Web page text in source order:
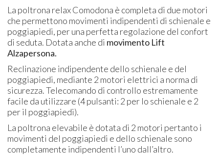
La poltrona relax Comodona è completa di due motori
che permettono movimenti indipendenti di schienale e
poggiapiedi, per una perfetta regolazione del confort
di seduta. Dotata anche di movimento Lift
Alzapersona.
Reclinazione indipendente dello schienale e del
poggiapiedi, mediante 2 motori elettrici a norma di
sicurezza. Telecomando di controllo estremamente
facile da utilizzare (4 pulsanti: 2 per lo schienale e 2
per il poggiapiedi).
La poltrona elevabile è dotata di 2 motori pertanto i
movimenti del poggiapiedi e dello schienale sono
completamente indipendenti l’uno dall’altro.